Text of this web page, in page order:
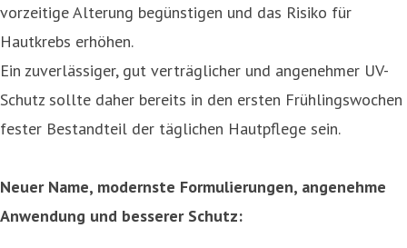
vorzeitige Alterung begünstigen und das Risiko für
Hautkrebs erhöhen.
Ein zuverlässiger, gut verträglicher und angenehmer UV-
Schutz sollte daher bereits in den ersten Frühlingswochen
fester Bestandteil der täglichen Hautpflege sein.
Neuer Name, modernste Formulierungen, angenehme
Anwendung und besserer Schutz: